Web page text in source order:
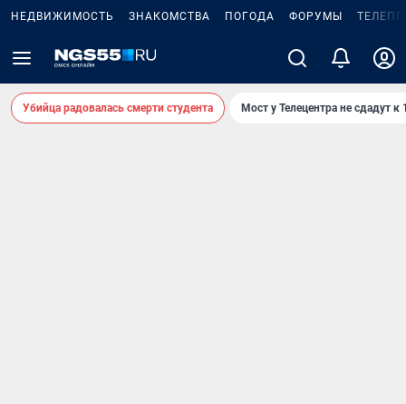
НЕДВИЖИМОСТЬ ЗНАКОМСТВА ПОГОДА ФОРУМЫ
Убийца радовалась смерти студента Мост у Телецентра не сдадут к